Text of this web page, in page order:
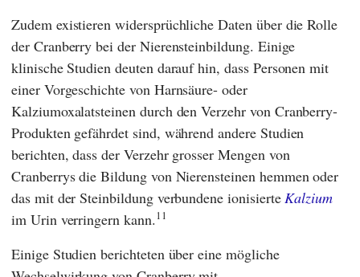
Zudem existieren widersprüchliche Daten über die Rolle
der Cranberry bei der Nierensteinbildung. Einige
klinische Studien deuten darauf hin, dass Personen mit
einer Vorgeschichte von Harnsäure- oder
Kalziumoxalatsteinen durch den Verzehr von Cranberry-
Produkten gefährdet sind, während andere Studien
berichten, dass der Verzehr grosser Mengen von
Cranberrys die Bildung von Nierensteinen hemmen oder
das mit der Steinbildung verbundene ionisierteKalzium
im Urin verringern kann.11
Einige Studien berichteten über eine mögliche